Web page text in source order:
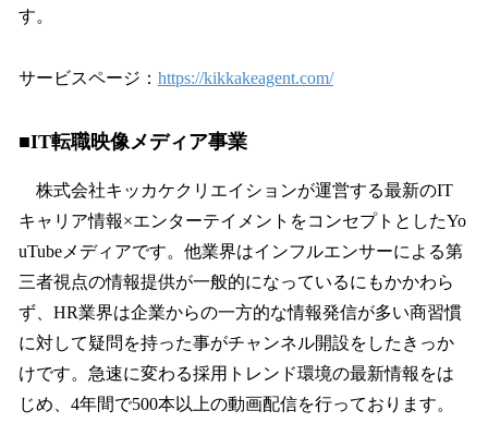
す。
サービスページ： https://kikkakeagent.com/
■IT転職映像メディア事業
株式会社キッカケクリエイションが運営する最新のIT
キャリア情報×エンターテイメントをコンセプトとしたYo
uTubeメディアです。他業界はインフルエンサーによる第
三者視点の情報提供が一般的になっているにもかかわら
ず、HR業界は企業からの一方的な情報発信が多い商習慣
に対して疑問を持った事がチャンネル開設をしたきっか
けです。急速に変わる採用トレンド環境の最新情報をは
じめ、4年間で500本以上の動画配信を行っております。